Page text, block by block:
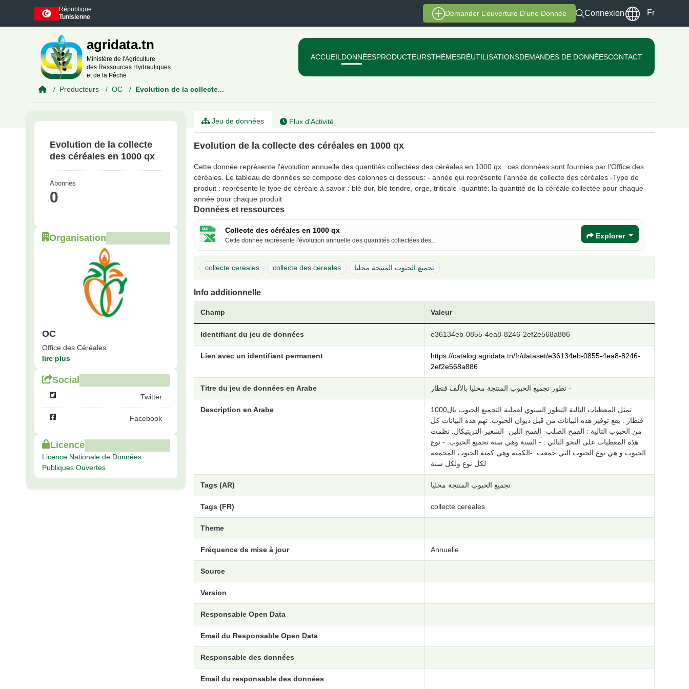
Skip to main content
République
Tunisienne
Demander L’ouverture D’une Donnée Connexion Fr
agridata.tn
Ministère de l'Agriculture
des Ressources Hydrauliques
et de la Pêche
ACCUEIL DONNÉESPRODUCTEURSTHÈMESRÉUTILISATIONSDEMANDES DE DONNÉESCONTACT
Producteurs OC Evolution de la collecte...
Evolution de la collecte
des céréales en 1000 qx
Abonnés
0
Organisation
OC
Office des Céréales
lire plus
Social
Twitter
Facebook
Licence
Licence Nationale de Données
Publiques Ouvertes
Jeu de données Flux d'Activité
Evolution de la collecte des céréales en 1000 qx
Cette donnée représente l'évolution annuelle des quantités collectées des céréales en 1000 qx . ces données sont fournies par l'Office des
céréales. Le tableau de données se compose des colonnes ci dessous: - année qui représente l'année de collecte des céréales -Type de
produit : représente le type de céréale à savoir : blé dur, blé tendre, orge, triticale -quantité: la quantité de la céréale collectée pour chaque
année pour chaque produit
Données et ressources
Collecte des céréales en 1000 qx
Cette donnée représente l'évolution annuelle des quantités collectées des...
Explorer
collecte cereales collecte des cereales تجميع الحبوب المنتجة محليا
Info additionnelle
Champ Valeur
Identifiant du jeu de données e36134eb-0855-4ea8-8246-2ef2e568a886
Lien avec un identifiant permanent
https://catalog.agridata.tn/fr/dataset/e36134eb-0855-4ea8-8246-
2ef2e568a886
Titre du jeu de données en Arabe تطور تجميع الحبوب المنتجة محليا بالألف قنطار -
Description en Arabe
تمثل المعطيات التالية التطور السنوي لعملية التجميع الحبوب بال1000
قنطار . يقع توفير هذه البيانات من قبل ديوان الحبوب. تهم هذه البيانات كل
من الحبوب التالية : القمح الصلب- القمح اللين- الشعير-التريتيكال. نظمت
هذه المعطيات على النحو التالي : - السنة وهي سنة تجميع الحبوب. - نوع
الحبوب و هي نوع الحبوب التي جمعت. -الكمية وهي كمية الحبوب المجمعة
لكل نوع ولكل سنة
Tags (AR) تجميع الحبوب المنتجة محليا
Tags (FR) collecte cereales
Theme
Fréquence de mise à jour Annuelle
Source
Version
Responsable Open Data
Email du Responsable Open Data
Responsable des données
Email du responsable des données